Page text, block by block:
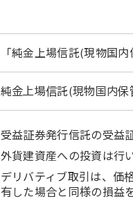
「純金上場信託(現物国
純金上場信託(現物国内
受益証券発行信託の受益
外貨建資産への投資は行
デリバティブ取引は、価
有した場合と同様の損益